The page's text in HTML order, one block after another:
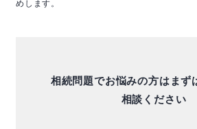
めします。
相続問題でお悩みの方はまず
相談ください